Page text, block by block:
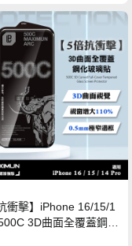
衝擊】iPhone 16/15/1
3D曲面全覆蓋鋼化